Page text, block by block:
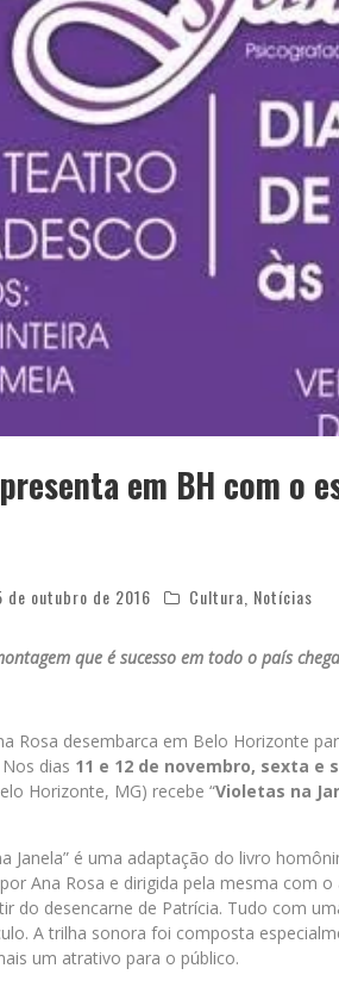
em BH com o
de outubro de 2016 Cultura Notícias
que é sucesso em todo o país
Rosa desembarca em Belo Horizonte
dias 11 e 12 de novembro, sexta e
Horizonte, MG) recebe “Violetas na
Janela” é uma adaptação do livro
Ana Rosa e dirigida pela mesma com
do desencarne de Patrícia. Tudo com
A trilha sonora foi composta
um atrativo para o público.